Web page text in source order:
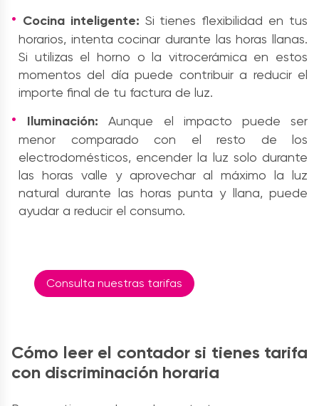
Cocina inteligente: Si tienes flexibilidad en tus
horarios, intenta cocinar durante las horas llanas.
Si utilizas el horno o la vitrocerámica en estos
momentos del día puede contribuir a reducir el
importe final de tu factura de luz.
Iluminación: Aunque el impacto puede ser
menor comparado con el resto de los
electrodomésticos, encender la luz solo durante
las horas valle y aprovechar al máximo la luz
natural durante las horas punta y llana, puede
ayudar a reducir el consumo.
Consulta nuestras tarifas
Cómo leer el contador si tienes tarifa
con discriminación horaria